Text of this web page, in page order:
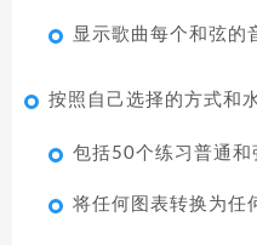
显示歌曲每个和弦的
按照自己选择的方式和
包括50个练习普通和
将任何图表转换为任